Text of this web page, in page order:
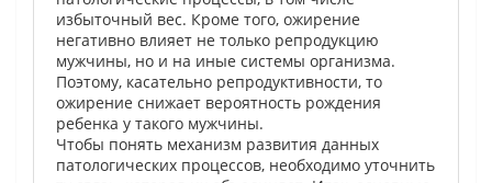
избыточный вес. Кроме того, ожирение
негативно влияет не только репродукцию
мужчины, но и на иные системы организма.
Поэтому, касательно репродуктивности, то
ожирение снижает вероятность рождения
ребенка у такого мужчины.
Чтобы понять механизм развития данных
патологических процессов, необходимо уточнить